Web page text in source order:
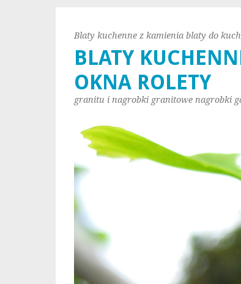
BLATY
OKNA ROLETY
Blaty kuchenne z kamienia blaty do
granitu i nagrobki granitowe nagrobki